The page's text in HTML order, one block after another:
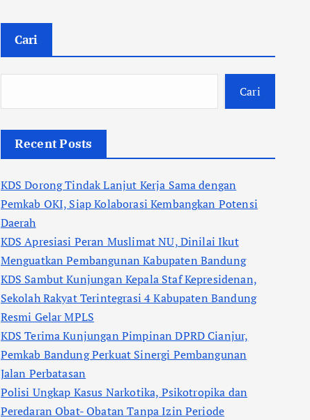
Cari
Cari
Recent Posts
KDS Dorong Tindak Lanjut Kerja Sama dengan
Pemkab OKI, Siap Kolaborasi Kembangkan Potensi
Daerah
KDS Apresiasi Peran Muslimat NU, Dinilai Ikut
Menguatkan Pembangunan Kabupaten Bandung
KDS Sambut Kunjungan Kepala Staf Kepresidenan,
Sekolah Rakyat Terintegrasi 4 Kabupaten Bandung
Resmi Gelar MPLS
KDS Terima Kunjungan Pimpinan DPRD Cianjur,
Pemkab Bandung Perkuat Sinergi Pembangunan
Jalan Perbatasan
Polisi Ungkap Kasus Narkotika, Psikotropika dan
Peredaran Obat- Obatan Tanpa Izin Periode